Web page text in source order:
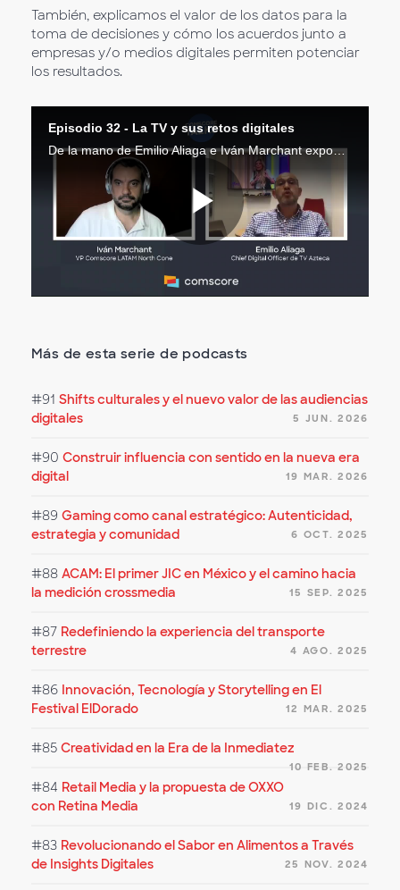
También, explicamos el valor de los datos para la
toma de decisiones y cómo los acuerdos junto a
empresas y/o medios digitales permiten potenciar
los resultados.
Episodio 32 - La TV y sus retos digitales
De la mano de Emilio Aliaga e Iván Marchant exponemos la importancia de la generación de contenidos atractivos para conectar con las audiencias y el rol que ocupan las estrategias digitales en la industria televisiva.
Vídeo
Más de esta serie de podcasts
#91 Shifts culturales y el nuevo valor de las audiencias
digitales
5 JUN. 2026
#90 Construir influencia con sentido en la nueva era
digital
19 MAR. 2026
#89 Gaming como canal estratégico: Autenticidad,
estrategia y comunidad
6 OCT. 2025
#88 ACAM: El primer JIC en México y el camino hacia
la medición crossmedia
15 SEP. 2025
#87 Redefiniendo la experiencia del transporte
terrestre
4 AGO. 2025
#86 Innovación, Tecnología y Storytelling en El
Festival ElDorado
12 MAR. 2025
#85 Creatividad en la Era de la Inmediatez
10 FEB. 2025
#84 Retail Media y la propuesta de OXXO
con Retina Media
19 DIC. 2024
#83 Revolucionando el Sabor en Alimentos a Través
de Insights Digitales
25 NOV. 2024